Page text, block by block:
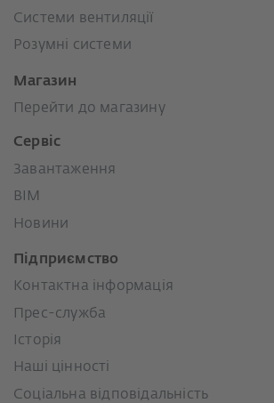
Системи вентиляції
Розумні системи
Магазин
Перейти до магазину
Сервіс
Завантаження
BIM
Новини
Підприємство
Контактна інформація
Прес-служба
Історія
Наші цінності
Соціальна відповідальність